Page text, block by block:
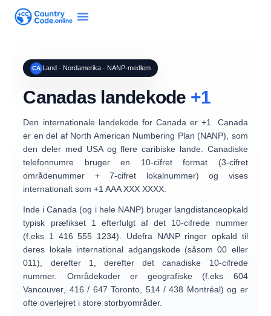
CA Land · Nordamerika · NANP-medlem
Canadas landekode +1
Den internationale landekode forCanada er+1
. Canada
er en del af North American Numbering Plan (NANP) , som
den deler med USA og flere caribiske lande. Canadiske
telefonnumre bruger en 10-cifret format (3-cifret
områdenummer +7-cifret lokalnummer) og vises
internationalt som+1 AAA XXX XXXX
Inde i Canada (og i hele NANP) bruger langdistanceopkald
typisk præfikset 1
efterfulgt af det 10-cifrede nummer
(f.eks 1 416 555 1234). Udefra NANP ringer opkald til
deres lokale international adgangskode (såsom00 eller
011), derefter 1
, derefter det canadiske 10-cifrede
nummer. Områdekoder er geografiske (f.eks 604
Vancouver
416 / 647 Toronto 514 / 438 Montréal) og er
ofte overlejret i store storbyområder.